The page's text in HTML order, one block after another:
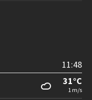
11:48
31°C
1 m/s